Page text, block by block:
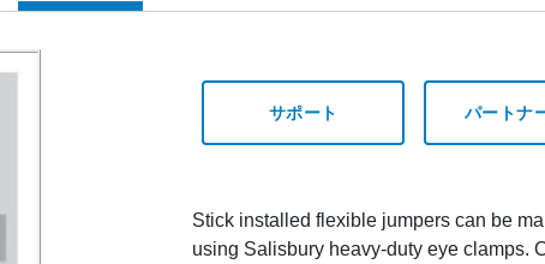
サポート パートナ
Stick installed flexible jumpers can be
using Salisbury heavy-duty eye clamps.